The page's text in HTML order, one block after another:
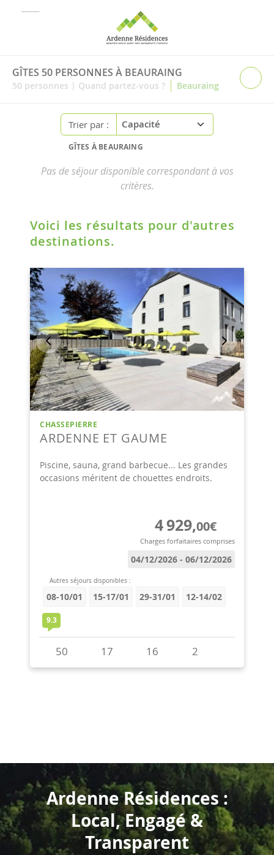
GÎTES 50 PERSONNES À BEAURAING
50 personnes | Quand partez-vous ? | Beauraing
Trier par :
GÎTES À BEAURAING
Pas de séjour disponible correspondant à vos
critères.
Voici les résultats pour d'autres
destinations.
Ardenne Résidences :
Local, Engagé &
Transparent